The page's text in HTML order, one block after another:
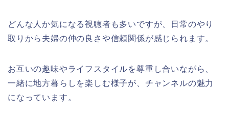
どんな人か気になる視聴者も多いですが、日常のやり
取りから夫婦の仲の良さや信頼関係が感じられます。
お互いの趣味やライフスタイルを尊重し合いながら、
一緒に地方暮らしを楽しむ様子が、チャンネルの魅力
になっています。